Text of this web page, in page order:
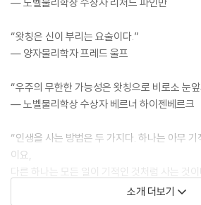
“왓칭은 신이 부리는 요술이다.”
― 양자물리학자 프레드 울프
“우주의 무한한 가능성은 왓칭으로 비로소 눈
― 노벨물리학상 수상자 베르너 하이젠베르크
“인생을 사는 방법은 두 가지다. 하나는 아무
이요,
다른 하나는 모든 일이 기적인 것처럼 사는 것이
― 노벨물리학상 수상자 앨버트 아인슈타인
소개 더보기